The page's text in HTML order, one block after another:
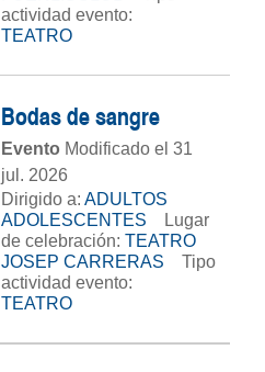
actividad evento:
TEATRO
Bodas de sangre
Evento Modificado el 31
jul. 2026
Dirigido a: ADULTOS
ADOLESCENTES
Lugar
de celebración: TEATRO
JOSEP CARRERAS
Tipo
actividad evento:
TEATRO